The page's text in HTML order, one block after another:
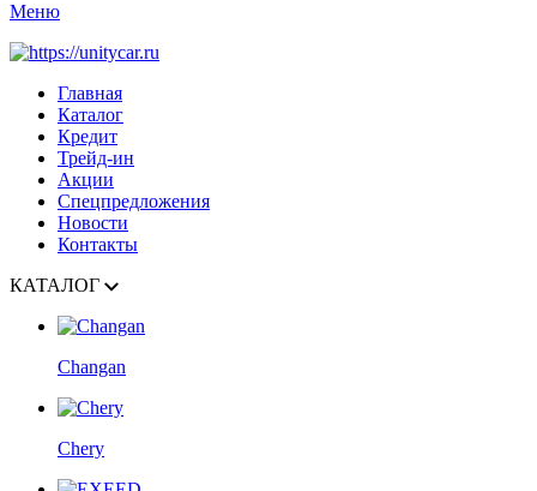
Меню
Главная
Каталог
Кредит
Трейд-ин
Акции
Спецпредложения
Новости
Контакты
КАТАЛОГ
Changan
Chery